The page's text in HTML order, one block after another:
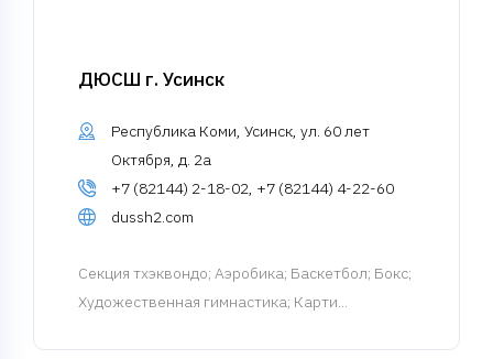
ДЮСШ г. Усинск
Республика Коми, Усинск, ул. 60 лет
Октября, д. 2а
+7 (82144) 2-18-02, +7 (82144) 4-22-60
dussh2.com
Cекция тхэквондо; Аэробика; Баскетбол; Бокс;
Художественная гимнастика; Карти...